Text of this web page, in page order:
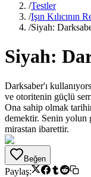
/Testler
/Işın Kılıcının
/Siyah:
Siyah:
Darksaber'ı
ve otoritenin güçlü
Ona sahip olmak
demektir. Senin yolun
mirastan ibarettir.
Beğen
Paylaş: